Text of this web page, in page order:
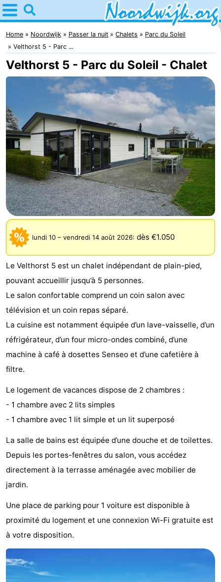
Home
Noordwijk
Astuces
Avec
enfants
la
nuit
Appartements
Campings
Chambre
d'hôtes
Chaumières
-
De
Gouden
Spar
-
De
Noordduinen
-
Duinresort
Dunimar
-
Noordwijkse
Duinen
-
Parc
du
Soleil
Hôtels
Last
minutes
Plages
Voir
et
Lieux
Musées
-
de
-
Terrains
-
Home Noordwijk Passer la nuit Chalets
Parc du Soleil
Velthorst 5 - Parc ...
Velthorst 5 - Parc du Soleil - Chalet
lundi 10 – vendredi 14 août 2026: dès €1.050
Le Velthorst 5 est un chalet indépendant de plain-pied,
pouvant accueillir jusqu’à 5 personnes.
Le salon confortable comprend un coin salon avec
télévision et un coin repas séparé.
La cuisine est notamment équipée d’un lave-vaisselle, d’un
réfrigérateur, d’un four micro-ondes combiné, d’une
machine à café à dosettes Senseo et d’une cafetière à
filtre.
Le logement de vacances dispose de 2 chambres :
- 1 chambre avec 2 lits simples
- 1 chambre avec 1 lit simple et un lit superposé
La salle de bains est équipée d’une douche et de toilettes.
Depuis les portes-fenêtres du salon, vous accédez
directement à la terrasse aménagée avec mobilier de
jardin.
Une place de parking pour 1 voiture est disponible à
proximité du logement et une connexion Wi-Fi gratuite est
à votre disposition.